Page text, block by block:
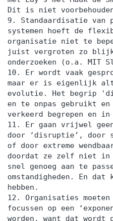
Dit is niet
9. Standaardisatie van
systemen hoeft de
organisatie niet te
juist vergroten zo
onderzoeken (o.a. MIT
10. Er wordt vaak
maar er is eigenlijk
evolutie. Het begrip
en te onpas gebruikt
verkeerd begrepen en
11. Er gaan vrijwel
door ‘disruptie’, door
of door extreme
doordat ze zelf niet in
snel genoeg aan te
omstandigheden. En
hebben.
12. Organisaties
focussen op een
worden, want dat wordt